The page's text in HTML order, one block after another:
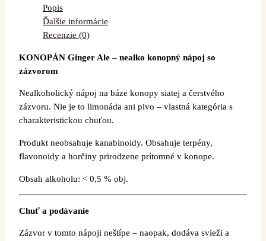
Popis
Ďalšie informácie
Recenzie (0)
KONOPÁN Ginger Ale – nealko konopný nápoj so
zázvorom
Nealkoholický nápoj na báze konopy siatej a čerstvého
zázvoru. Nie je to limonáda ani pivo – vlastná kategória s
charakteristickou chuťou.
Produkt neobsahuje kanabinoidy. Obsahuje terpény,
flavonoidy a horčiny prirodzene prítomné v konope.
Obsah alkoholu: < 0,5 % obj.
Chuť a podávanie
Zázvor v tomto nápoji neštípe – naopak, dodáva svieži a